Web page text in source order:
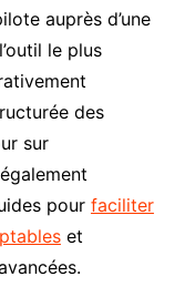
auprès d’une
le plus
des
sur
pour faciliter
et